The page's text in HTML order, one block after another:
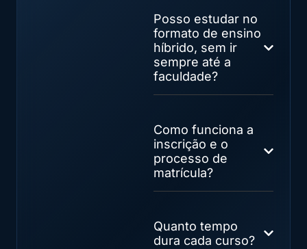
Posso estudar no
formato de ensino
híbrido, sem ir
sempre até a
faculdade?
Como funciona a
inscrição e o
processo de
matrícula?
Quanto tempo
dura cada curso?